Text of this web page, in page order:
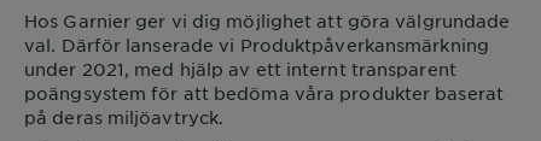
Hos Garnier ger vi dig möjlighet att göra välgrundade
val. Därför lanserade vi Produktpåverkansmärkning
under 2021, med hjälp av ett internt transparent
poängsystem för att bedöma våra produkter baserat
på deras miljöavtryck.